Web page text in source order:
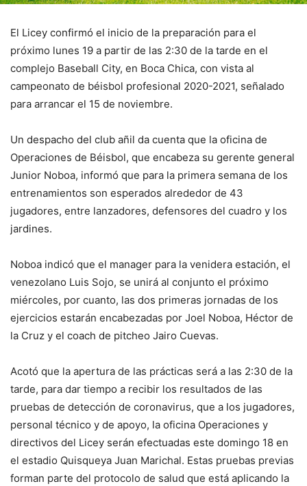
El Licey confirmó el inicio de la preparación para el
próximo lunes 19 a partir de las 2:30 de la tarde en el
complejo Baseball City, en Boca Chica, con vista al
campeonato de béisbol profesional 2020-2021, señalado
para arrancar el 15 de noviembre.
Un despacho del club añil da cuenta que la oficina de
Operaciones de Béisbol, que encabeza su gerente general
Junior Noboa, informó que para la primera semana de los
entrenamientos son esperados alrededor de 43
jugadores, entre lanzadores, defensores del cuadro y los
jardines.
Noboa indicó que el manager para la venidera estación, el
venezolano Luis Sojo, se unirá al conjunto el próximo
miércoles, por cuanto, las dos primeras jornadas de los
ejercicios estarán encabezadas por Joel Noboa, Héctor de
la Cruz y el coach de pitcheo Jairo Cuevas.
Acotó que la apertura de las prácticas será a las 2:30 de la
tarde, para dar tiempo a recibir los resultados de las
pruebas de detección de coronavirus, que a los jugadores,
personal técnico y de apoyo, la oficina Operaciones y
directivos del Licey serán efectuadas este domingo 18 en
el estadio Quisqueya Juan Marichal. Estas pruebas previas
forman parte del protocolo de salud que está aplicando la